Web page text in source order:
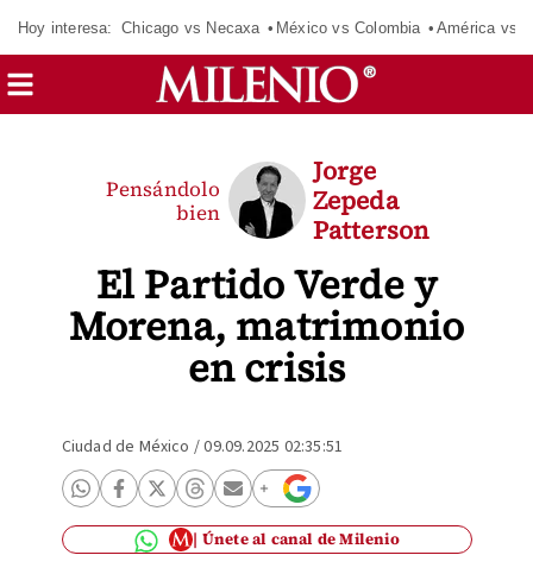
Hoy interesa: Chicago vs Necaxa México vs Colombia América vs
El Partido Verde y
Morena, matrimonio
en crisis
Pensándolo
bien
Jorge
Zepeda
Patterson
Ciudad de México /09.09.2025 02:35:51
Únete al canal de Milenio